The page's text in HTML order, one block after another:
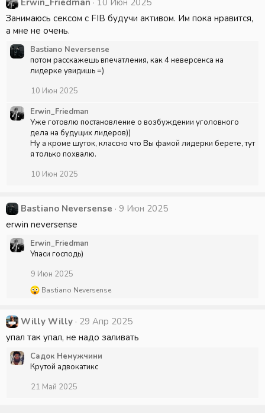
Erwin_Friedman
10 Июн 2025
Занимаюсь сексом с FIB будучи активом. Им пока нравится,
а мне не очень.
Bastiano Neversense
потом расскажешь впечатления, как 4 неверсенса на
лидерке увидишь =)
10 Июн 2025
Erwin_Friedman
Уже готовлю постановление о возбуждении уголовного
дела на будущих лидеров))
Ну а кроме шуток, классно что Вы фамой лидерки берете, тут
я только похвалю.
10 Июн 2025
Bastiano Neversense
9 Июн 2025
erwin neversense
Erwin_Friedman
Упаси господь)
9 Июн 2025
Р
к
ц
и
:
Bastiano Neversense
Willy Willy 29 Апр 2025
упал так упал, не надо заливать
Садок Немужчини
Крутой адвокатикс
21 Май 2025